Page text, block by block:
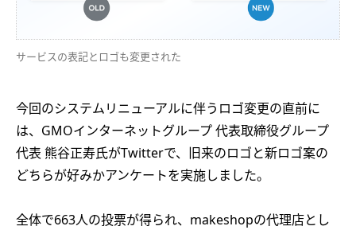
サービスの表記とロゴも変更された
今回のシステムリニューアルに伴うロゴ変更の直前に
は、GMOインターネットグループ 代表取締役グループ
代表 熊谷正寿氏がTwitterで、旧来のロゴと新ロゴ案の
どちらが好みかアンケートを実施しました。
全体で663人の投票が得られ、makeshopの代理店とし